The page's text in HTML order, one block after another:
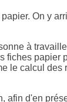
On y
à
le calcul
d'en